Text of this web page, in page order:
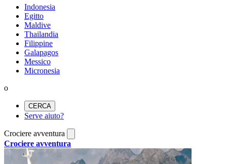
Indonesia
Egitto
Maldive
Thailandia
Filippine
Galapagos
Messico
Micronesia
o
CERCA
Serve aiuto?
Crociere avventura
Crociere avventura